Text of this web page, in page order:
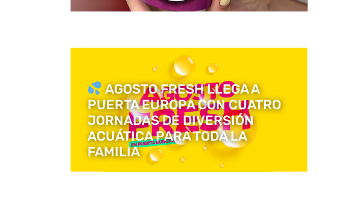
AGOSTO FRESH LLEGA A
PUERTA EUROPA CON CUATRO
JORNADAS DE DIVERSIÓN
ACUÁTICA PARA TODA LA
FAMILIA